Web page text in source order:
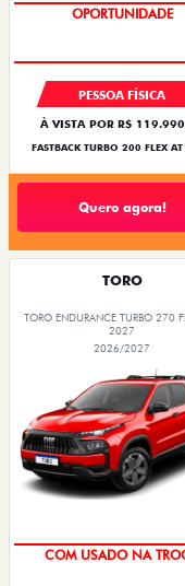
OPORTUNIDADE
PESSOA FÍSICA
À VISTA POR R$
FASTBACK TURBO 200 FLEX
Quero agora!
TORO
TORO ENDURANCE TURBO 270
2027
2026/2027
COM USADO NA